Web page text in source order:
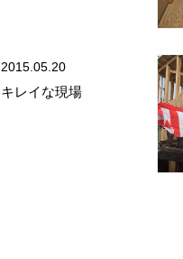
2015.05.20
キレイな現場